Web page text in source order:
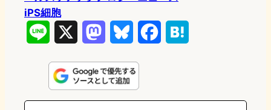
iPS細胞
n
e
s
t
u
e
e
e